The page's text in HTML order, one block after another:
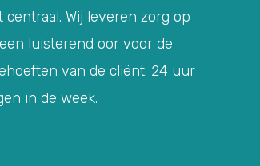
centraal. Wij leveren zorg op
luisterend oor voor de
van de cliënt. 24 uur
in de week.